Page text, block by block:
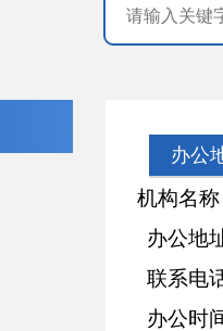
办公
机构名称
办公地址
联系电话
办公时间